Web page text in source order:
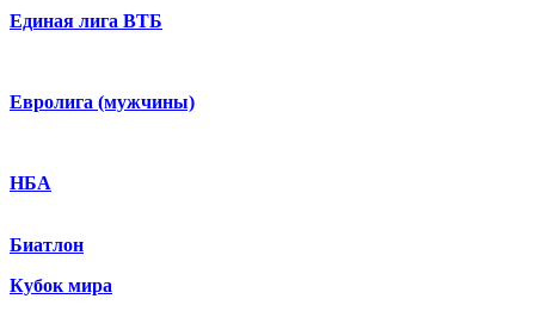
Единая лига ВТБ
Евролига (мужчины)
НБА
Биатлон
Кубок мира